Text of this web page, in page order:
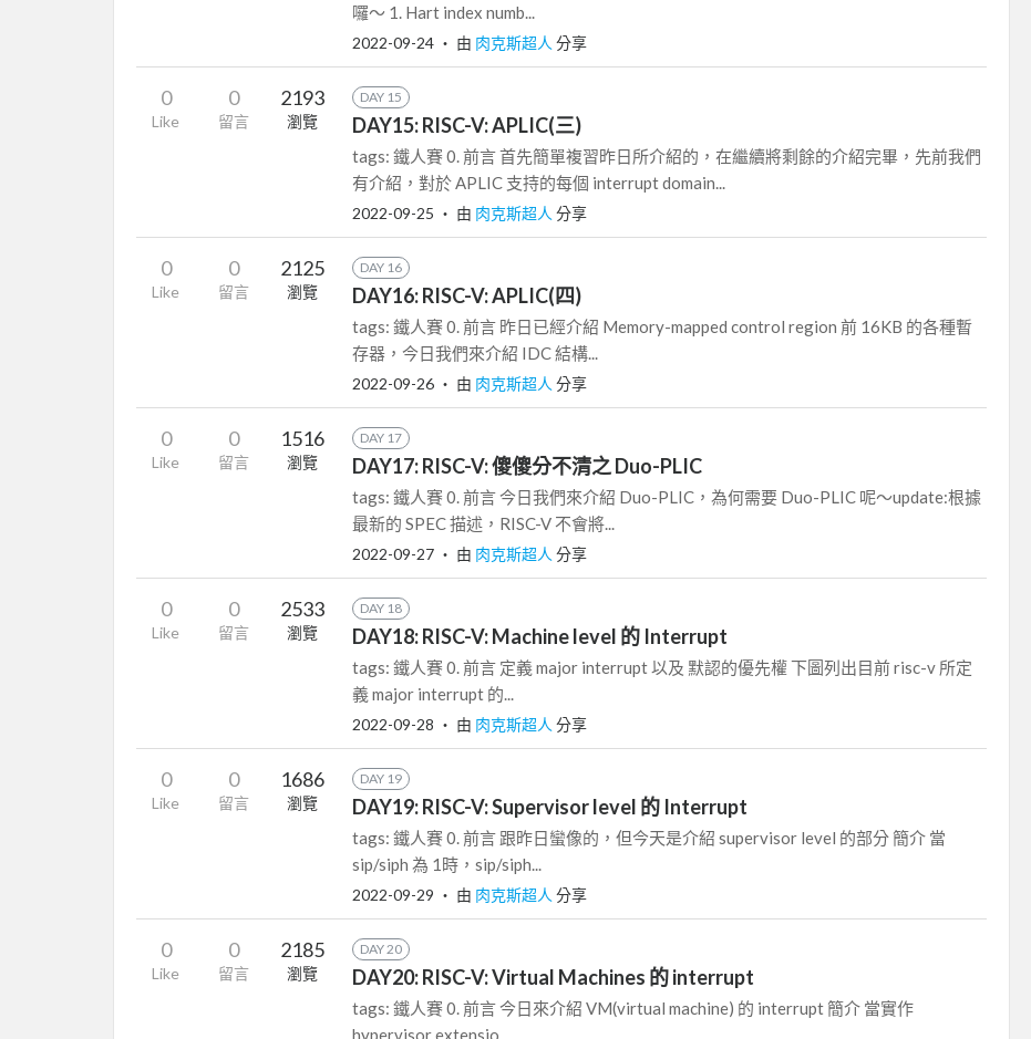
囉～ 1. Hart index numb...
2022-09-24 ‧ 由 肉克斯超人 分享
0
Like
0
留言
2193
瀏覽
DAY 15
DAY15: RISC-V: APLIC(三)
tags: 鐵人賽 0. 前言 首先簡單複習昨日所介紹的，在繼續將剩餘的介紹完畢，先前我們
有介紹，對於 APLIC 支持的每個 interrupt domain...
2022-09-25 ‧ 由 肉克斯超人 分享
0
Like
0
留言
2125
瀏覽
DAY 16
DAY16: RISC-V: APLIC(四)
tags: 鐵人賽 0. 前言 昨日已經介紹 Memory-mapped control region 前 16KB 的各種暫
存器，今日我們來介紹 IDC 結構...
2022-09-26 ‧ 由 肉克斯超人 分享
0
Like
0
留言
1516
瀏覽
DAY 17
DAY17: RISC-V: 傻傻分不清之 Duo-PLIC
tags: 鐵人賽 0. 前言 今日我們來介紹 Duo-PLIC，為何需要 Duo-PLIC 呢～update:根據
最新的 SPEC 描述，RISC-V 不會將...
2022-09-27 ‧ 由 肉克斯超人 分享
0
Like
0
留言
2533
瀏覽
DAY 18
DAY18: RISC-V: Machine level 的 Interrupt
tags: 鐵人賽 0. 前言 定義 major interrupt 以及 默認的優先權 下圖列出目前 risc-v 所定
義 major interrupt 的...
2022-09-28 ‧ 由 肉克斯超人 分享
0
Like
0
留言
1686
瀏覽
DAY 19
DAY19: RISC-V: Supervisor level 的 Interrupt
tags: 鐵人賽 0. 前言 跟昨日蠻像的，但今天是介紹 supervisor level 的部分 簡介 當
sip/siph 為 1時，sip/siph...
2022-09-29 ‧ 由 肉克斯超人 分享
0
Like
0
留言
2185
瀏覽
DAY 20
DAY20: RISC-V: Virtual Machines 的 interrupt
tags: 鐵人賽 0. 前言 今日來介紹 VM(virtual machine) 的 interrupt 簡介 當實作
hypervisor extensio...